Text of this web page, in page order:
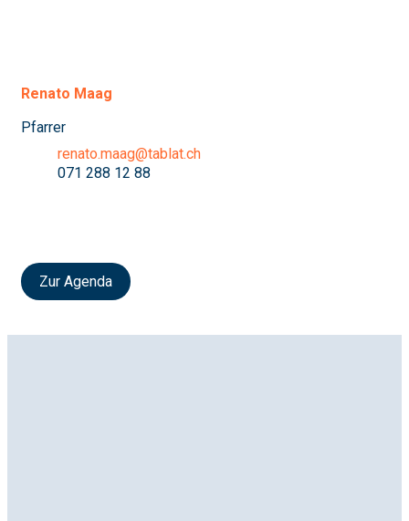
Renato Maag
Pfarrer
renato.maag@tablat.ch
071 288 12 88
Zur Agenda